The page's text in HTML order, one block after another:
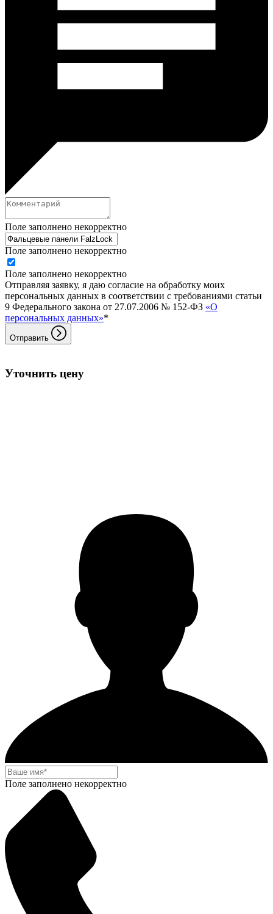
Поле заполнено некорректно
Поле заполнено некорректно
Поле заполнено некорректно
Отправляя заявку, я даю согласие на обработку моих
персональных данных в соответствии с требованиями статьи
9 Федерального закона от 27.07.2006 № 152-ФЗ «О
персональных данных»*
Отправить
Уточнить цену
Поле заполнено некорректно